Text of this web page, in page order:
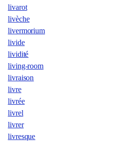
livarot
livèche
livermorium
livide
lividité
living-room
livraison
livre
livrée
livrel
livrer
livresque